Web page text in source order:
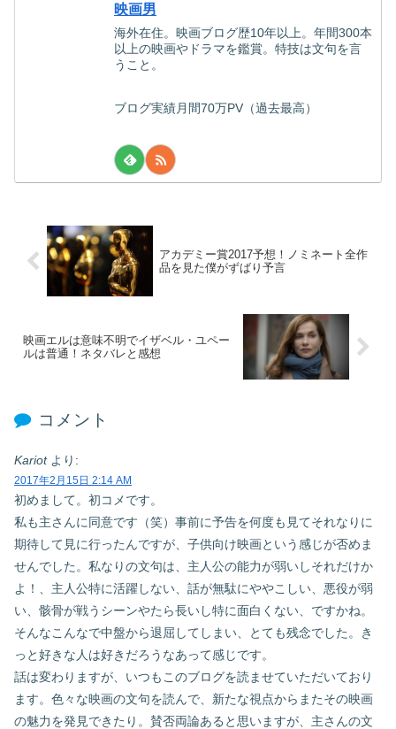
映画男
海外在住。映画ブログ歴10年以上。年間300本
以上の映画やドラマを鑑賞。特技は文句を言
うこと。
ブログ実績月間70万PV（過去最高）
アカデミー賞2017予想！ノミネート全作
品を見た僕がずばり予言
映画エルは意味不明でイザベル・ユペー
ルは普通！ネタバレと感想
コメント
Kariot より:
2017年2月15日 2:14 AM
初めまして。初コメです。
私も主さんに同意です（笑）事前に予告を何度も見てそれなりに
期待して見に行ったんですが、子供向け映画という感じが否めま
せんでした。私なりの文句は、主人公の能力が弱いしそれだけか
よ！、主人公特に活躍しない、話が無駄にややこしい、悪役が弱
い、骸骨が戦うシーンやたら長いし特に面白くない、ですかね。
そんなこんなで中盤から退屈してしまい、とても残念でした。き
っと好きな人は好きだろうなあって感じです。
話は変わりますが、いつもこのブログを読ませていただいており
ます。色々な映画の文句を読んで、新たな視点からまたその映画
の魅力を発見できたり。賛否両論あると思いますが、主さんの文